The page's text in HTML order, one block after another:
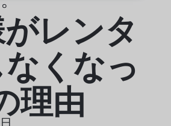
レンタ
くなっ
理由